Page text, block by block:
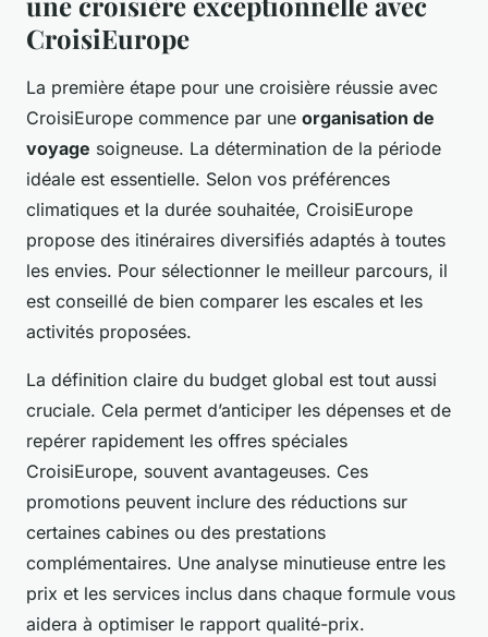
CroisiEurope
La première étape pour une croisière réussie avec
CroisiEurope commence par une organisation de
voyage soigneuse. La détermination de la période
idéale est essentielle. Selon vos préférences
climatiques et la durée souhaitée, CroisiEurope
propose des itinéraires diversifiés adaptés à toutes
les envies. Pour sélectionner le meilleur parcours, il
est conseillé de bien comparer les escales et les
activités proposées.
La définition claire du budget global est tout aussi
cruciale. Cela permet d’anticiper les dépenses et de
repérer rapidement les offres spéciales
CroisiEurope, souvent avantageuses. Ces
promotions peuvent inclure des réductions sur
certaines cabines ou des prestations
complémentaires. Une analyse minutieuse entre les
prix et les services inclus dans chaque formule vous
aidera à optimiser le rapport qualité-prix.